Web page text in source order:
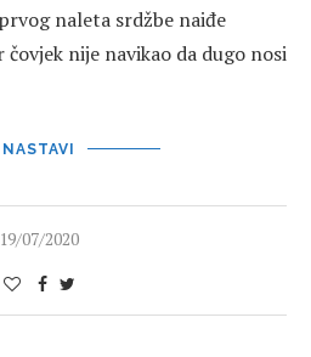
naleta srdžbe naiđe
nije navikao da dugo nosi
NASTAVI
19/07/2020